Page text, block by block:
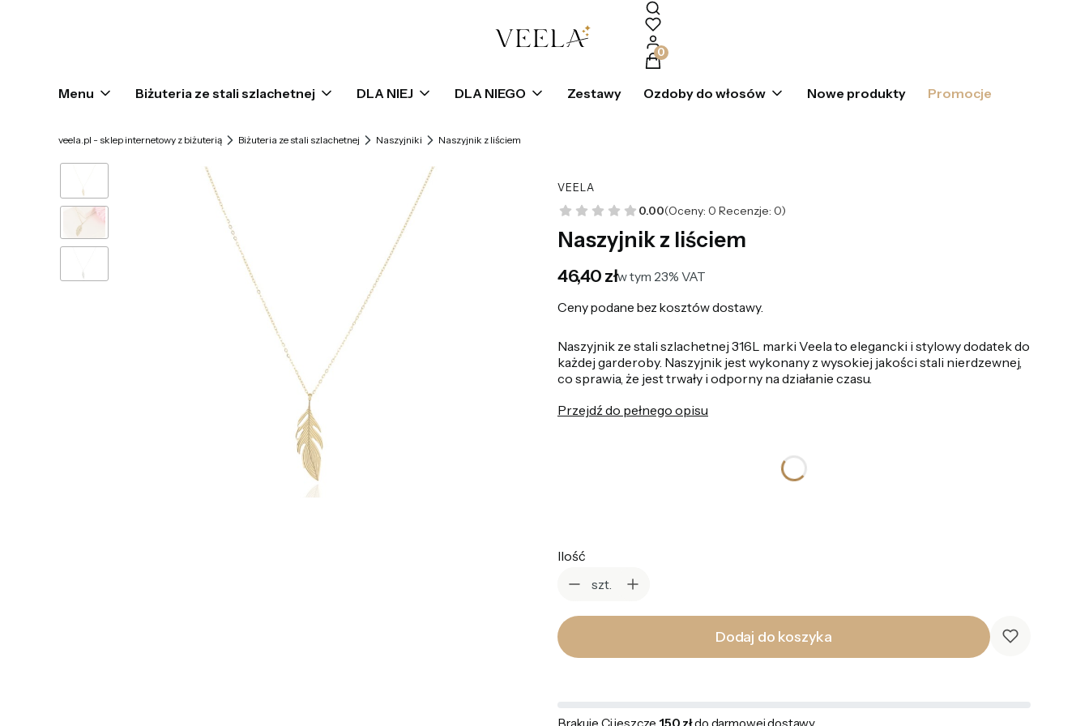
Produkty w koszyku: 0. Zobacz szczegóły
Menu Biżuteria ze stali szlachetnej DLA NIEJ DLA NIEGO Zestawy Ozdoby do włosów Nowe produkty Promocje
veela.pl - sklep internetowy z biżuterią Biżuteria ze stali szlachetnej Naszyjniki Naszyjnik z liściem
VEELA
0.00(Oceny: 0 Recenzje: 0)
Naszyjnik z liściem
Cena
46,40 złw tym 23% VAT
w tym 23% VAT
Ceny podane bez kosztów dostawy.
Naszyjnik ze stali szlachetnej 316L marki Veela to elegancki i stylowy dodatek do
każdej garderoby. Naszyjnik jest wykonany z wysokiej jakości stali nierdzewnej,
co sprawia, że jest trwały i odporny na działanie czasu.
Przejdź do pełnego opisu
Ilość
szt.
Dodaj do koszyka